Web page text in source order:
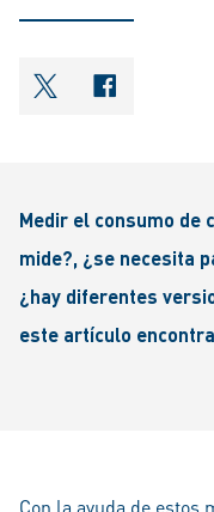
shareOntwitter
Medir el consumo de
mide?, ¿se necesita
¿hay diferentes
este artículo
Con la ayuda de